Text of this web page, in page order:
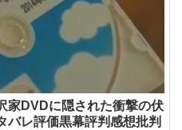
家DVDに隠された衝撃の伏
バレ評価黒幕評判感想批判